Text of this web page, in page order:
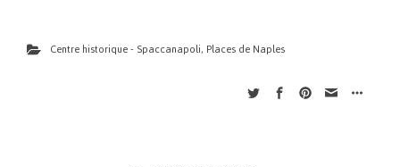
Centre historique - Spaccanapoli, Places de Naples